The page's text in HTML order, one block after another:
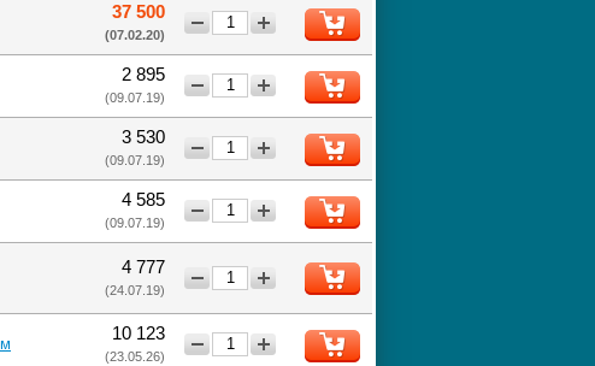
37 500
(07.02.20)
+
2 895
(09.07.19)
+
3 530
(09.07.19)
+
4 585
(09.07.19)
+
4 777
(24.07.19)
+
10 123
(23.05.26)
+